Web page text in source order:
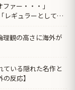
ァー・・・」
レギュラーとして出
理観の高さに海外が
ている隠れた名作と
反応】